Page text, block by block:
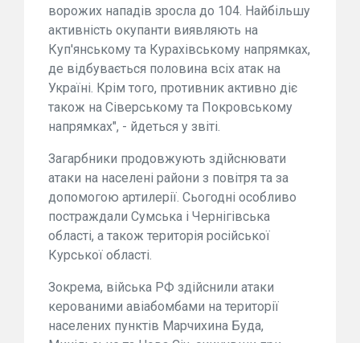
ворожих нападів зросла до 104. Найбільшу
активність окупанти виявляють на
Куп'янському та Курахівському напрямках,
де відбувається половина всіх атак на
Україні. Крім того, противник активно діє
також на Сіверському та Покровському
напрямках", - йдеться у звіті.
Загарбники продовжують здійснювати
атаки на населені райони з повітря та за
допомогою артилерії. Сьогодні особливо
постраждали Сумська і Чернігівська
області, а також територія російської
Курської області.
Зокрема, війська РФ здійснили атаки
керованими авіабомбами на території
населених пунктів Марчихина Буда,